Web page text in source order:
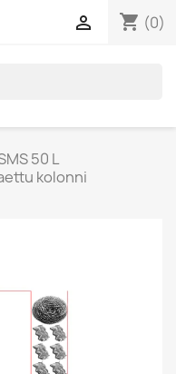
shopping_cart (0)

50 L
kolonni